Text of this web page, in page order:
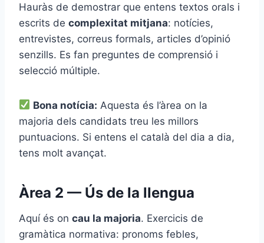
Hauràs de demostrar que entens textos orals i
escrits de complexitat mitjana: notícies,
entrevistes, correus formals, articles d’opinió
senzills. Es fan preguntes de comprensió i
selecció múltiple.
Bona notícia: Aquesta és l’àrea on la
majoria dels candidats treu les millors
puntuacions. Si entens el català del dia a dia,
tens molt avançat.
Àrea 2 — Ús de la llengua
Aquí és on cau la majoria. Exercicis de
gramàtica normativa: pronoms febles,